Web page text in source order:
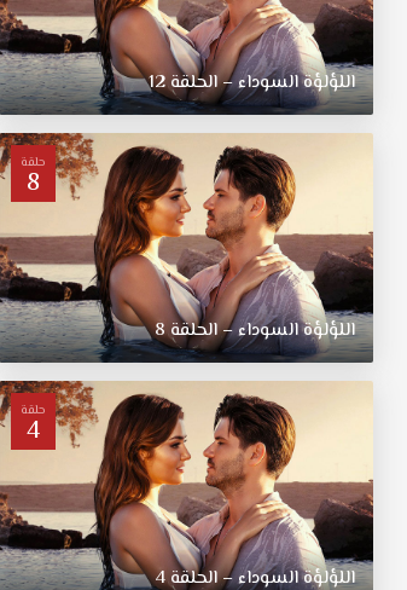
اللؤلؤة السوداء – الحلقة 12
حلقة
8
اللؤلؤة السوداء – الحلقة 8
حلقة
4
اللؤلؤة السوداء – الحلقة 4